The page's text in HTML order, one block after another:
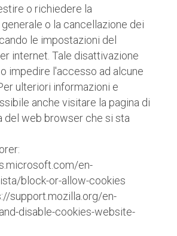
o richiedere la
o la cancellazione dei
le impostazioni del
internet. Tale disattivazione
impedire l'accesso ad alcune
ulteriori informazioni e
anche visitare la pagina di
del web browser che si sta
en-
block-or-allow-cookies
support.mozilla.org/en-
disable-cookies-website-